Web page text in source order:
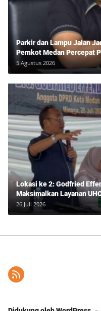
Parkir dan Lampu Jalan
Pemkot Medan Percepat
5 Agustus 2026
Lokasi ke 2: Godfried
Maksimalkan Layanan
Pendidikan Mengemuka
26 Juli 2026